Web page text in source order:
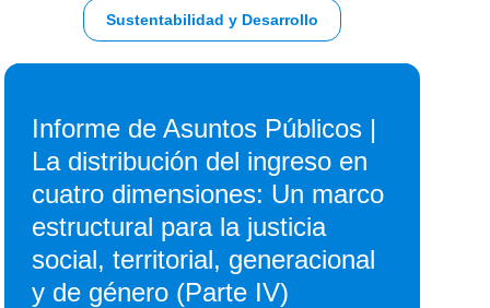
Sustentabilidad y Desarrollo
Informe de Asuntos Públicos |
La distribución del ingreso en
cuatro dimensiones: Un marco
estructural para la justicia
social, territorial, generacional
y de género (Parte IV)